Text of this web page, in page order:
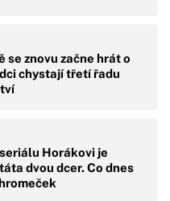
se znovu začne hrát o
chystají třetí řadu
Horákovi je
dvou dcer. Co dnes